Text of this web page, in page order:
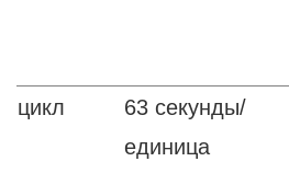
цикл
63 секунды/
единица